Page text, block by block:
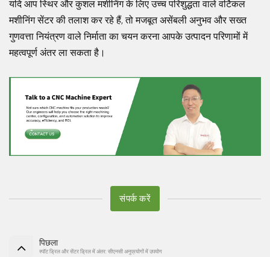
यदि आप स्थिर और कुशल मशीनिंग के लिए उच्च परिशुद्धता वाले वर्टिकल
मशीनिंग सेंटर की तलाश कर रहे हैं, तो मजबूत असेंबली अनुभव और सख्त
गुणवत्ता नियंत्रण वाले निर्माता का चयन करना आपके उत्पादन परिणामों में
महत्वपूर्ण अंतर ला सकता है।
संपर्क करें
पिछला
स्पॉट ड्रिल और सेंटर ड्रिल में अंतर: सीएनसी अनुप्रयोगों में उपयोग